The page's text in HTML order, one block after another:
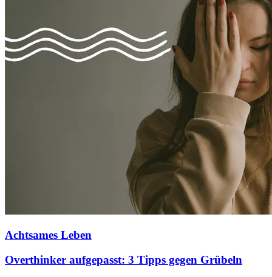
Achtsames Leben
Overthinker aufgepasst: 3 Tipps gegen Grübeln